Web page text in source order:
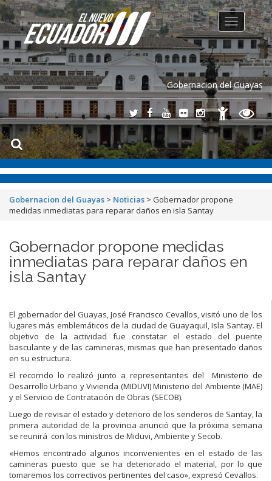
Gobernacion del Guayas
Toggle
navigation
Gobernacion del Guayas > Noticias > Gobernador propone
medidas inmediatas para reparar daños en isla Santay
Gobernador propone medidas
inmediatas para reparar daños en
isla Santay
El gobernador del Guayas, José Francisco Cevallos, visitó uno de los
lugares más emblemáticos de la ciudad de Guayaquil, Isla Santay. El
objetivo de la actividad fue constatar el estado del puente
basculante y de las camineras, mismas que han presentado daños
en su estructura.
El recorrido lo realizó junto a representantes del Ministerio de
Desarrollo Urbano y Vivienda (MIDUVI) Ministerio del Ambiente (MAE)
y el Servicio de Contratación de Obras (SECOB).
Luego de revisar el estado y deterioro de los senderos de Santay, la
primera autoridad de la provincia anunció que la próxima semana
se reunirá con los ministros de Miduvi, Ambiente y Secob.
«Hemos encontrado algunos inconvenientes en el estado de las
camineras puesto que se ha deteriorado el material, por lo que
tomaremos los correctivos pertinentes del caso», expresó Cevallos.